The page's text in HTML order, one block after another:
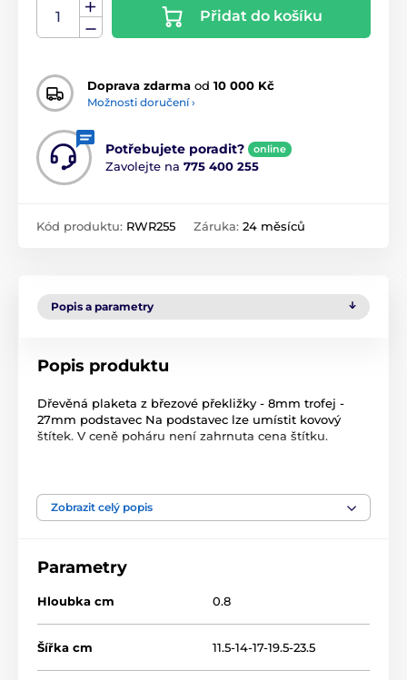
Přidat do košíku
Doprava zdarma od 10 000 Kč
Možnosti doručení ›
Potřebujete poradit? online
Zavolejte na 775 400 255
Kód produktu: RWR255 Záruka: 24 měsíců
Popis a parametry
Popis produktu
Dřevěná plaketa z březové překližky - 8mm trofej -
27mm podstavec Na podstavec lze umístit kovový
štítek. V ceně poháru není zahrnuta cena štítku.
Dřevěné trofeje RW RWR100
Zobrazit celý popis
Parametry
Hloubka cm 0.8
Šířka cm 11.5-14-17-19.5-23.5